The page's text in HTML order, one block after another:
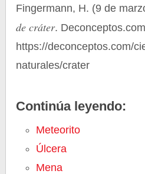
Fingermann, H. (9 de
de cráter.
https://deconceptos.com/
naturales/crater
Continúa leyendo:
Meteorito
Úlcera
Mena